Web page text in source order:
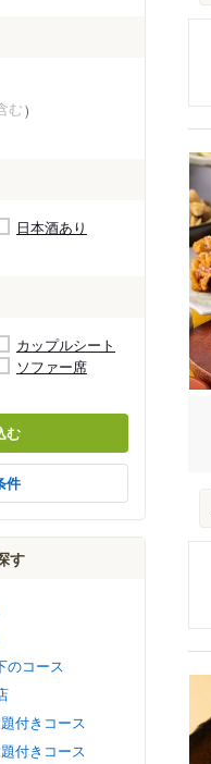
む
日本酒あり
カップルシート
ソファー席
む
件
す
のコース
付きコース
付きコース